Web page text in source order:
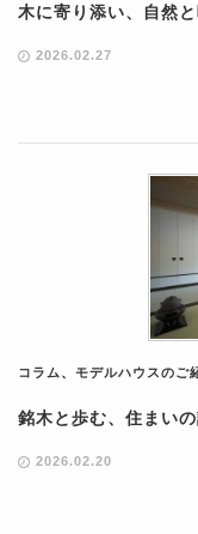
木に寄り添い、自然
2026.02.27
コラム、 モデルハウスのご
銘木と歩む、住まい
2026.02.20